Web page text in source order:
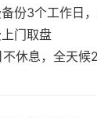
份3个工作日
门取盘
休息，全天